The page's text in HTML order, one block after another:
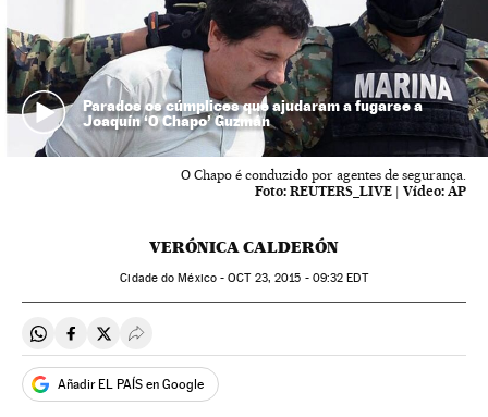
Parados os cúmplices que ajudaram a fugarse a
Joaquín ‘O Chapo’ Guzmán
O Chapo é conduzido por agentes de segurança.
Foto: REUTERS_LIVE | Vídeo: AP
VERÓNICA CALDERÓN
Cidade do México -OCT23, 2015 - 09:32 EDT
Compartir en Whatsapp
Compartir en Facebook
Compartir en Twitter
Desplegar Redes Sociales
Añadir EL PAÍS en Google